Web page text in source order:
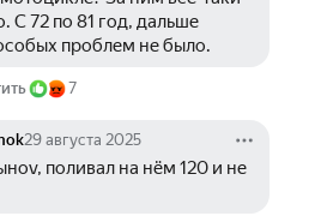
С 72 по 81 год, дальше
проблем не было.
7
29 августа 2025
поливал на нём 120 и не